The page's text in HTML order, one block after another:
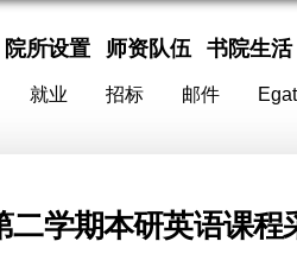
院所设置 师资队伍 书院生活
就业 招标 邮件
二学期本研英语课